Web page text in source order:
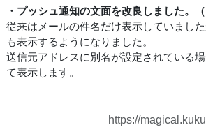
・プッシュ通知の文面を改良しました。（
従来はメールの件名だけ表示していまし
も表示するようになりました。
送信元アドレスに別名が設定されている
て表示します。
https://